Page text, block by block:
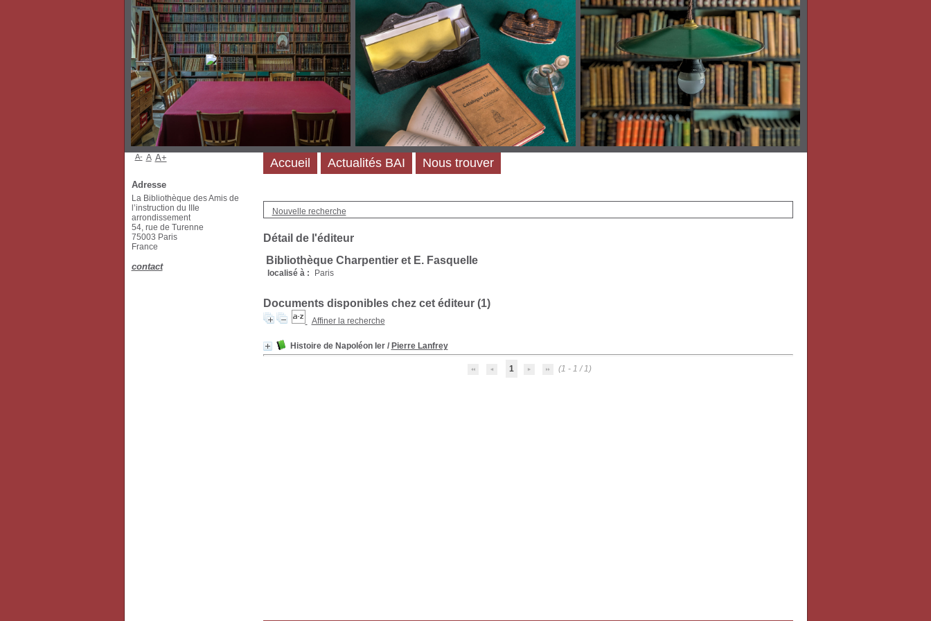
Nouvelle recherche
Détail de l'éditeur
Bibliothèque Charpentier et E. Fasquelle
localisé à : Paris
Documents disponibles chez cet éditeur (1)
Affiner la recherche
Histoire de Napoléon Ier/ Pierre Lanfrey
1 (1 - 1 / 1)
Accueil Actualités BAI Nous trouver
A- A A+
Adresse
La Bibliothèque des Amis de
l’instruction du IIIe
arrondissement
54, rue de Turenne
75003 Paris
France
contact